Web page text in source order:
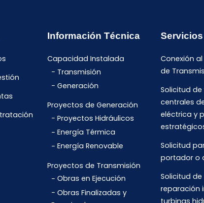
Información Técnica
Capacidad Instalada
Transmisión
Generación
Proyectos de Generación
Proyectos Hidráulicos
Energía Térmica
Energía Renovable
Proyectos de Transmisión
Obras en Ejecución
Obras Finalizadas y
Conexión
de
Solicitud
centrales
eléctrica y
Solicitud
portador o
Solicitud de
reparación
turbinas